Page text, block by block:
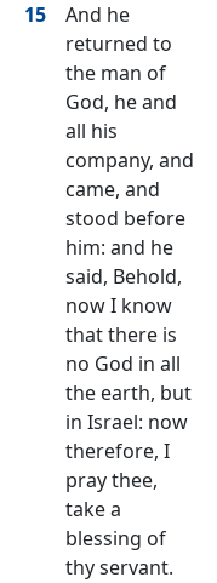
15
And he
returned to
the man of
God, he and
all his
company, and
came, and
stood before
him: and he
said, Behold,
now I know
that there is
no God in all
the earth, but
in Israel: now
therefore, I
pray thee,
take a
blessing of
thy servant.